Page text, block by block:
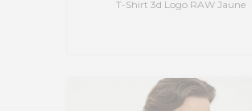
T-Shirt 3d Logo RAW Jaune